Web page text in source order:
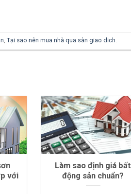
, Tại sao nên mua nhà qua sàn giao dịch.
với
Làm sao định giá bất
động sản chuẩn?